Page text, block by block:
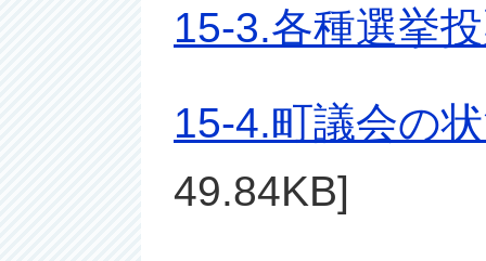
15-3.各種選挙
15-4.町議会の
49.84KB]